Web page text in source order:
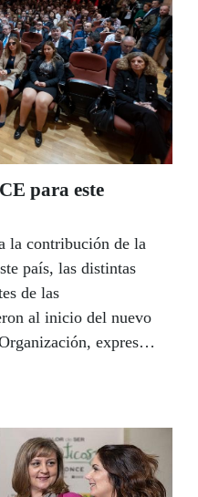
o creación de
por parte de
para este
la contribución de la
país, las distintas
de las
al inicio del nuevo
expresan
las personas con